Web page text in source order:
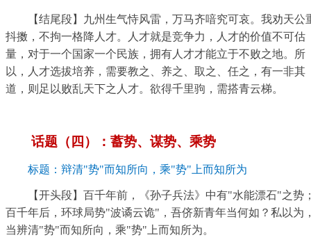
【结尾段】九州生气恃风雷，万马齐喑究可哀。我劝天公
抖擞，不拘一格降人才。人才就是竞争力，人才的价值不可估
量，对于一个国家一个民族，拥有人才才能立于不败之地。所
以，人才选拔培养，需要教之、养之、取之、任之，有一非其
道，则足以败乱天下之人才。欲得千里驹，需搭青云梯。
话题（四）：蓄势、谋势、乘势
标题：辩清"势"而知所向，乘"势"上而知所为
【开头段】百千年前，《孙子兵法》中有"水能漂石"之势
百千年后，环球局势"波谲云诡"，吾侪新青年当何如？私以为
当辨清"势"而知所向，乘"势"上而知所为。